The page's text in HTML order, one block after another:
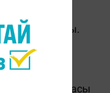
әйел
алады.
кіреді?
рецептурасы